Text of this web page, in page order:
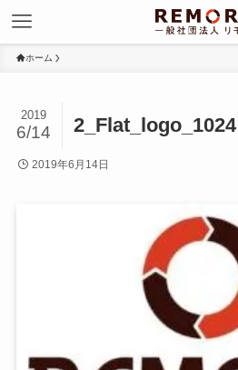
ホーム
2_Flat_logo_1024
2019
6/14
2019年6月14日